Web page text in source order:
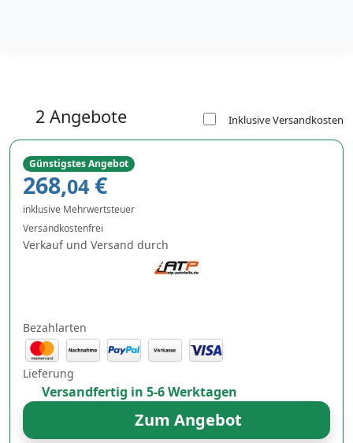
2 Angebote Inklusive Versandkosten
Günstigstes Angebot
268,04 €
inklusive Mehrwertsteuer
Versandkostenfrei
Verkauf und Versand durch
Bezahlarten
Lieferung
Versandfertig in 5-6 Werktagen
Zum Angebot